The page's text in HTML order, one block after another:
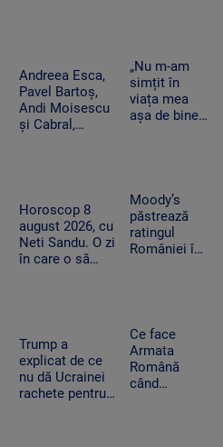
Spania
ripostează
cu măsuri
similare
Andreea Esca,
Pavel Bartoș,
Andi Moisescu
și Cabral,
toamnă!”
„Nu m-am
simțit în
viața mea
așa de bine”
din 10”
pentru
artistul
american
Horoscop 8
august 2026, cu
Neti Sandu. O zi
în care o să
Moody’s
păstrează
ratingul
României în
perspectiva
negativă
Trump a
explicat de ce
nu dă Ucrainei
rachete pentru
Ce face
Armata
Română
când